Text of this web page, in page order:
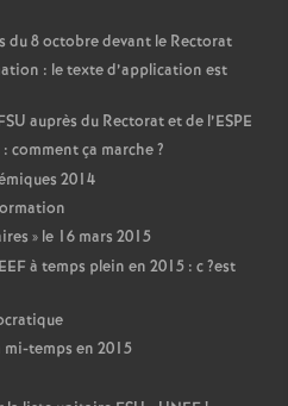
du 8 octobre devant le Rectorat
: le texte d’application est
auprès du Rectorat et de l’ESPE
comment ça marche?
2014
» le 16 mars 2015
à temps plein en 2015 : c?est
mi-temps en 2015